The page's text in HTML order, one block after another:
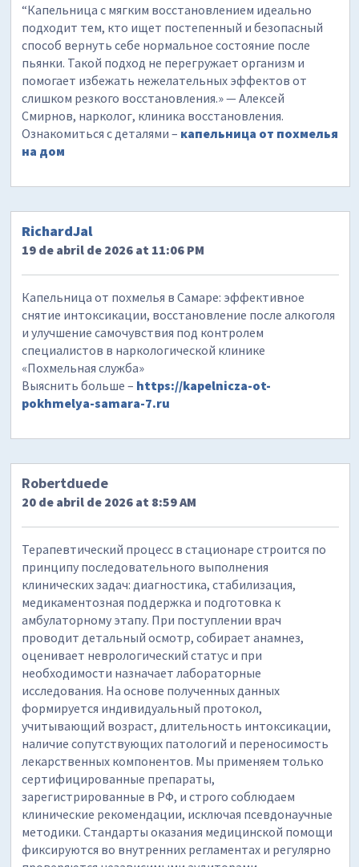
“Капельница с мягким восстановлением идеально
подходит тем, кто ищет постепенный и безопасный
способ вернуть себе нормальное состояние после
пьянки. Такой подход не перегружает организм и
помогает избежать нежелательных эффектов от
слишком резкого восстановления.» — Алексей
Смирнов, нарколог, клиника восстановления.
Ознакомиться с деталями – капельница от похмелья
на дом
RichardJal
19 de abril de 2026 at 11:06 PM
Капельница от похмелья в Самаре: эффективное
снятие интоксикации, восстановление после алкоголя
и улучшение самочувствия под контролем
специалистов в наркологической клинике
«Похмельная служба»
Выяснить больше – https://kapelnicza-ot-
pokhmelya-samara-7.ru
Robertduede
20 de abril de 2026 at 8:59 AM
Терапевтический процесс в стационаре строится по
принципу последовательного выполнения
клинических задач: диагностика, стабилизация,
медикаментозная поддержка и подготовка к
амбулаторному этапу. При поступлении врач
проводит детальный осмотр, собирает анамнез,
оценивает неврологический статус и при
необходимости назначает лабораторные
исследования. На основе полученных данных
формируется индивидуальный протокол,
учитывающий возраст, длительность интоксикации,
наличие сопутствующих патологий и переносимость
лекарственных компонентов. Мы применяем только
сертифицированные препараты,
зарегистрированные в РФ, и строго соблюдаем
клинические рекомендации, исключая псевдонаучные
методики. Стандарты оказания медицинской помощи
фиксируются во внутренних регламентах и регулярно